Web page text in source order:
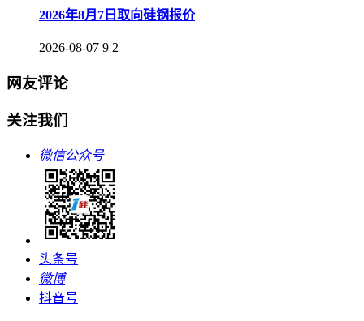
2026年8月7日取向硅钢报价
2026-08-07 9 2
网友评论
关注我们
微信公众号
头条号
微博
抖音号